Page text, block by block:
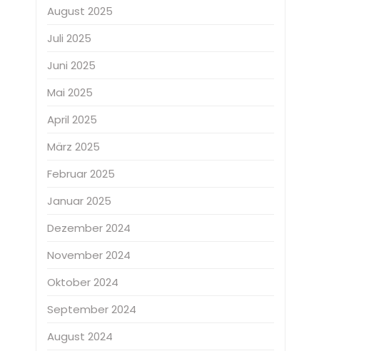
August 2025
Juli 2025
Juni 2025
Mai 2025
April 2025
März 2025
Februar 2025
Januar 2025
Dezember 2024
November 2024
Oktober 2024
September 2024
August 2024